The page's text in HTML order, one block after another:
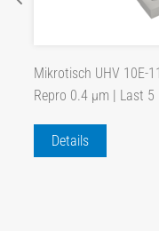
Mikrotisch UHV 10E-
Repro 0.4 µm | Last
Details